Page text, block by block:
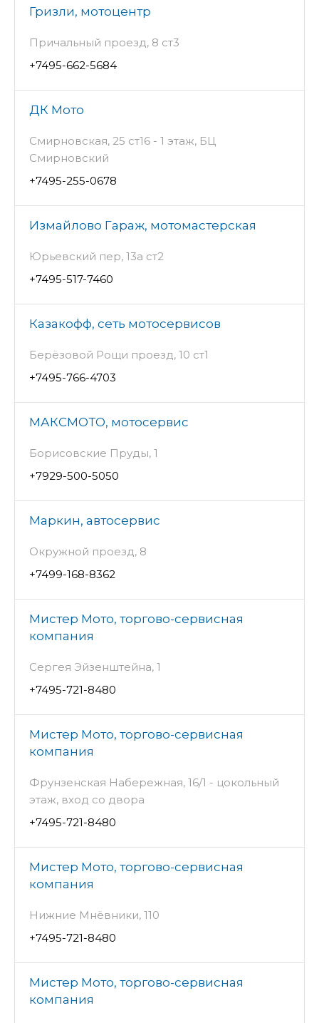
Гризли, мотоцентр
Причальный проезд, 8 ст3
+7495-662-5684
ДК Мото
Смирновская, 25 ст16 - 1 этаж, БЦ
Смирновский
+7495-255-0678
Измайлово Гараж, мотомастерская
Юрьевский пер, 13а ст2
+7495-517-7460
Казакофф, сеть мотосервисов
Берёзовой Рощи проезд, 10 ст1
+7495-766-4703
МАКСМОТО, мотосервис
Борисовские Пруды, 1
+7929-500-5050
Маркин, автосервис
Окружной проезд, 8
+7499-168-8362
Мистер Мото, торгово-сервисная
компания
Сергея Эйзенштейна, 1
+7495-721-8480
Мистер Мото, торгово-сервисная
компания
Фрунзенская Набережная, 16/1 - цокольный
этаж, вход со двора
+7495-721-8480
Мистер Мото, торгово-сервисная
компания
Нижние Мнёвники, 110
+7495-721-8480
Мистер Мото, торгово-сервисная
компания